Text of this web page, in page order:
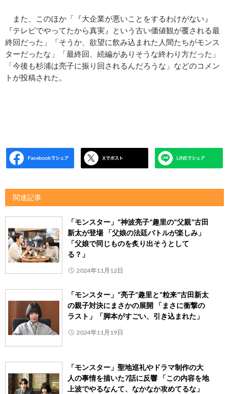
また、このほか「『大企業が悪いことをするわけがない』
『テレビでやってたから真実』という古い価値観が覆される最
終回だった」「そうか、欲望に飲み込まれた人間たちがモンス
ターだったな」「最終回、続編がありそうな終わり方だった」
「今後も杉浦は亮子に振り回されるんだろうな」などのコメン
トが投稿された。
関連記事
「モンスター」“神波亮子”趣里の“父親”古田
新太が登場 「父娘の法廷バトルが楽しみ」
「父娘で同じものを炙り出そうとして
る？」
2024年11月12日
「モンスター」“亮子”趣里と“粒来”古田新太
の親子対決にまさかの展開 「まさに衝撃の
ラスト」「脚本がすごい、引き込まれた」
2024年11月19日
「モンスター」聖地巡礼やドラマ制作の大
人の事情を描いた7話に反響 「この内容を地
上波でやるなんて、なかなか攻めてるな」